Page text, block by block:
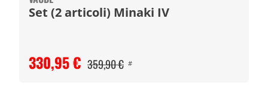
Set (2 articoli) Minaki IV
330,95 € 359,90 € #